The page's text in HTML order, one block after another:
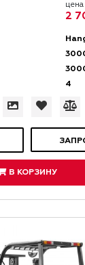
2
4
В КОРЗИНУ